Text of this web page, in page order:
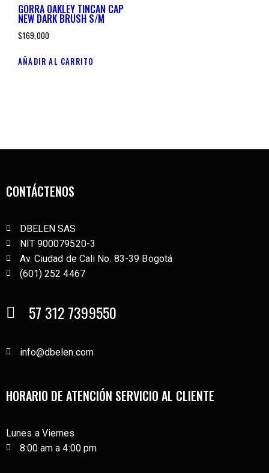
GORRA OAKLEY TINCAN CAP
NEW DARK BRUSH S/M
$169,000
AÑADIR AL CARRITO
CONTÁCTENOS
DBELEN SAS
NIT 900079520-3
Av. Ciudad de Cali No. 83-39 Bogotá
(601) 252 4467
57 312 7399550
info@dbelen.com
HORARIO DE ATENCIÓN SERVICIO AL CLIENTE
Lunes a Viernes
8:00 am a 4:00 pm